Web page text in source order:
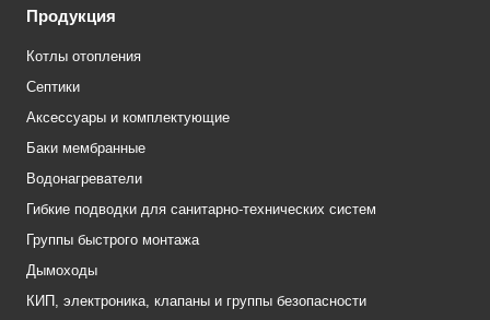
Продукция
Котлы отопления
Септики
Аксессуары и комплектующие
Баки мембранные
Водонагреватели
Гибкие подводки для санитарно-технических систем
Группы быстрого монтажа
Дымоходы
КИП, электроника, клапаны и группы безопасности